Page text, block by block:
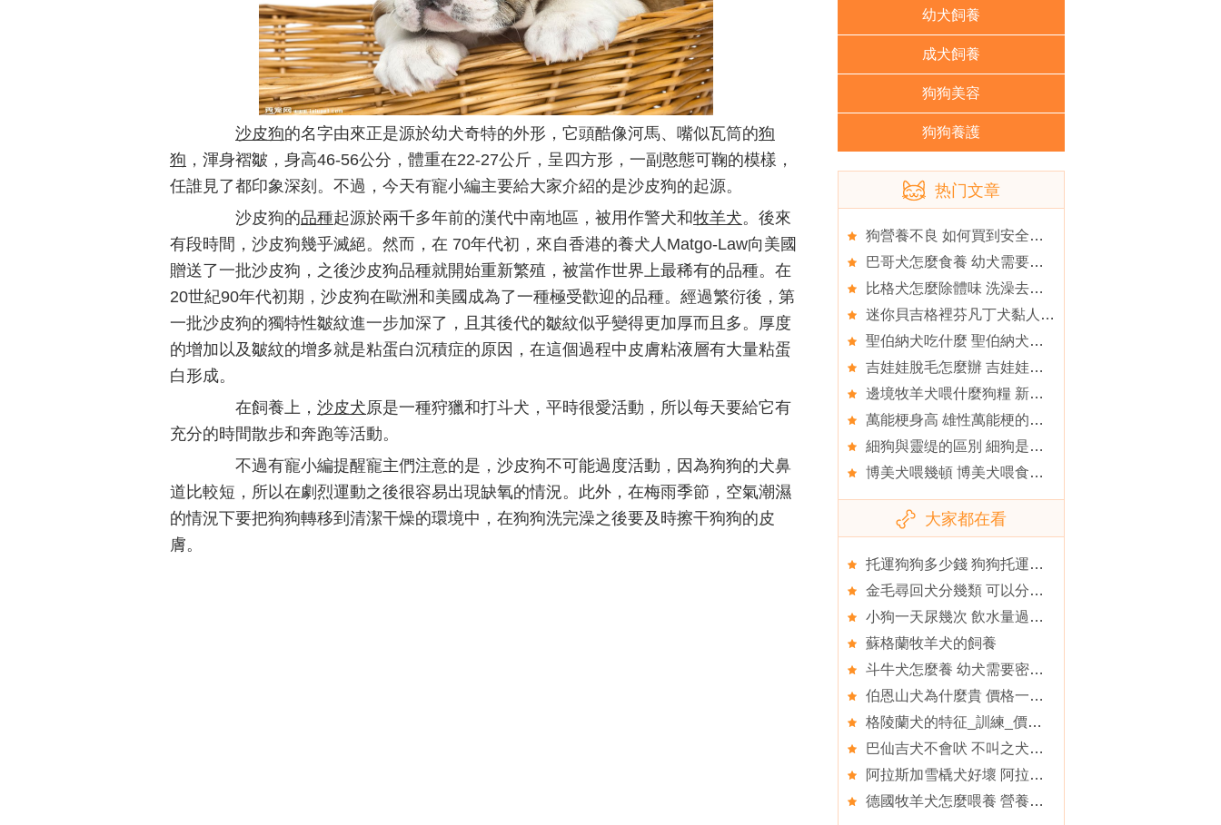
沙皮狗的名字由來正是源於幼犬奇特的外形，它頭酷像河馬、嘴似瓦筒的狗
狗 ，渾身褶皺，身高46-56公分，體重在22-27公斤，呈四方形，一副憨態可鞠的模樣，
任誰見了都印象深刻。不過，今天有寵小編主要給大家介紹的是沙皮狗的起源。
沙皮狗的品種起源於兩千多年前的漢代中南地區，被用作警犬和牧羊犬。後來
有段時間，沙皮狗幾乎滅絕。然而，在 70年代初，來自香港的養犬人Matgo-Law向美國
贈送了一批沙皮狗，之後沙皮狗品種就開始重新繁殖，被當作世界上最稀有的品種。在
20世紀90年代初期，沙皮狗在歐洲和美國成為了一種極受歡迎的品種。經過繁衍後，第
一批沙皮狗的獨特性皺紋進一步加深了，且其後代的皺紋似乎變得更加厚而且多。厚度
的增加以及皺紋的增多就是粘蛋白沉積症的原因，在這個過程中皮膚粘液層有大量粘蛋
白形成。
在飼養上， 沙皮犬原是一種狩獵和打斗犬，平時很愛活動，所以每天要給它有
充分的時間散步和奔跑等活動。
不過有寵小編提醒寵主們注意的是，沙皮狗不可能過度活動，因為狗狗的犬鼻
道比較短，所以在劇烈運動之後很容易出現缺氧的情況。此外，在梅雨季節，空氣潮濕
的情況下要把狗狗轉移到清潔干燥的環境中，在狗狗洗完澡之後要及時擦干狗狗的皮
膚。
幼犬飼養
成犬飼養
狗狗美容
狗狗養護
热门文章
狗營養不良 如何買到安全的狗狗營養品
巴哥犬怎麼食養 幼犬需要充足的食物
比格犬怎麼除體味 洗澡去除比格的體臭
迷你貝吉格裡芬凡丁犬黏人程度 黏人程度五顆星
聖伯納犬吃什麼 聖伯納犬最好還是吃狗糧
吉娃娃脫毛怎麼辦 吉娃娃掉毛的原因
邊境牧羊犬喂什麼狗糧 新鮮可口有利成長
萬能梗身高 雄性萬能梗的身高在58到61厘米
細狗與靈缇的區別 細狗是中國的靈缇是外國的
博美犬喂幾頓 博美犬喂食需要注意事項
大家都在看
托運狗狗多少錢 狗狗托運需要注意的事項
金毛尋回犬分幾類 可以分為英系和美系
小狗一天尿幾次 飲水量過大會排的多
蘇格蘭牧羊犬的飼養
斗牛犬怎麼養 幼犬需要密切注意觀察
伯恩山犬為什麼貴 價格一般4000元到6000元
格陵蘭犬的特征_訓練_價格_好養嗎
巴仙吉犬不會吠 不叫之犬並非啞巴
阿拉斯加雪橇犬好壞 阿拉斯加雪橇犬好壞挑選
德國牧羊犬怎麼喂養 營養搭配要合理